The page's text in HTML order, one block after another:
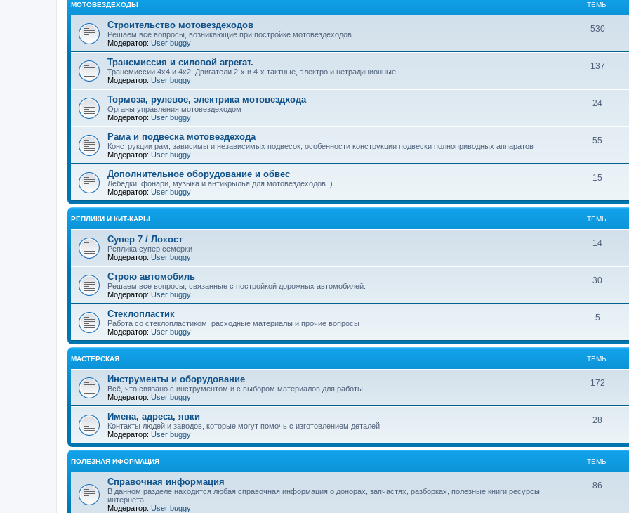
МОТОВЕЗДЕХОДЫ ТЕМЫ
Строительство мотовездеходов
Решаем все вопросы, возникающие при постройке мотовездеходов
Модератор: User buggy
530
Трансмиссия и силовой агрегат.
Трансмиссии 4х4 и 4х2. Двигатели 2-х и 4-х тактные, электро и нетрадиционные.
Модератор: User buggy
137
Тормоза, рулевое, электрика мотовездхода
Органы управления мотовездеходом
Модератор: User buggy
24
Рама и подвеска мотовездехода
Конструкции рам, зависимы и независимых подвесок, особенности конструкции подвески полноприводных аппаратов
Модератор: User buggy
55
Дополнительное оборудование и обвес
Лебедки, фонари, музыка и антикрылья для мотовездеходов :)
Модератор: User buggy
15
РЕПЛИКИ И КИТ-КАРЫ ТЕМЫ
Супер 7 / Локост
Реплика супер семерки
Модератор: User buggy
14
Строю автомобиль
Решаем все вопросы, связанные с постройкой дорожных автомобилей.
Модератор: User buggy
30
Стеклопластик
Работа со стеклопластиком, расходные материалы и прочие вопросы
Модератор: User buggy
5
МАСТЕРСКАЯ ТЕМЫ
Инструменты и оборудование
Всё, что связано с инструментом и с выбором материалов для работы
Модератор: User buggy
172
Имена, адреса, явки
Контакты людей и заводов, которые могут помочь с изготовлением деталей
Модератор: User buggy
28
ПОЛЕЗНАЯ ИФОРМАЦИЯ ТЕМЫ
Справочная информация
В данном разделе находится любая справочная информация о донорах, запчастях, разборках, полезные книги ресурсы
интернета
Модератор: User buggy
86